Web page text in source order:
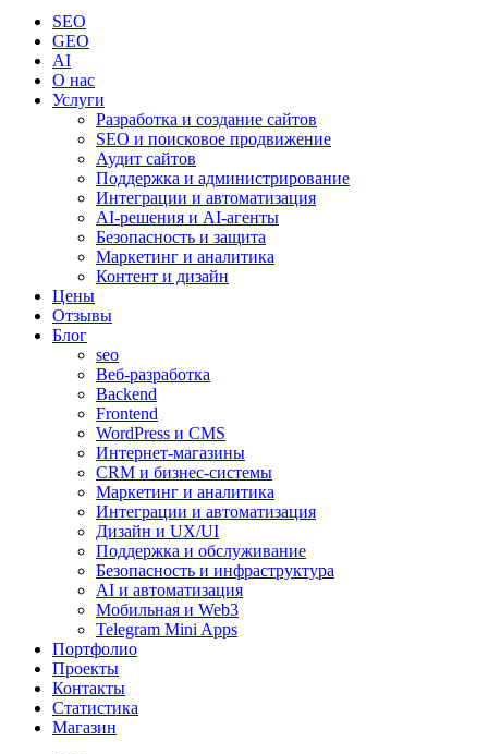
SEO
GEO
AI
О нас
Услуги
Разработка и создание сайтов
SEO и поисковое продвижение
Аудит сайтов
Поддержка и администрирование
Интеграции и автоматизация
AI-решения и AI-агенты
Безопасность и защита
Маркетинг и аналитика
Контент и дизайн
Цены
Отзывы
Блог
seo
Веб-разработка
Backend
Frontend
WordPress и CMS
Интернет-магазины
CRM и бизнес-системы
Маркетинг и аналитика
Интеграции и автоматизация
Дизайн и UX/UI
Поддержка и обслуживание
Безопасность и инфраструктура
AI и автоматизация
Мобильная и Web3
Telegram Mini Apps
Портфолио
Проекты
Контакты
Статистика
Магазин